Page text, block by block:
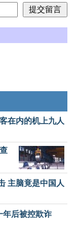
在内的机上九人
主脑竟是中国人
后被控欺诈